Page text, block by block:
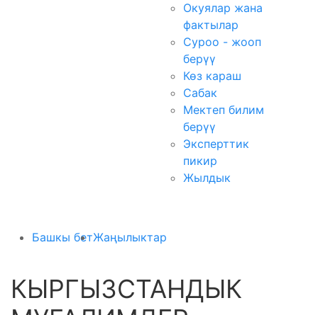
Окуялар жана
фактылар
Суроо - жооп
берүү
Көз караш
Сабак
Мектеп билим
берүү
Эксперттик
пикир
Жылдык
Башкы бетЖаңылыктар
КЫРГЫЗСТАНДЫК